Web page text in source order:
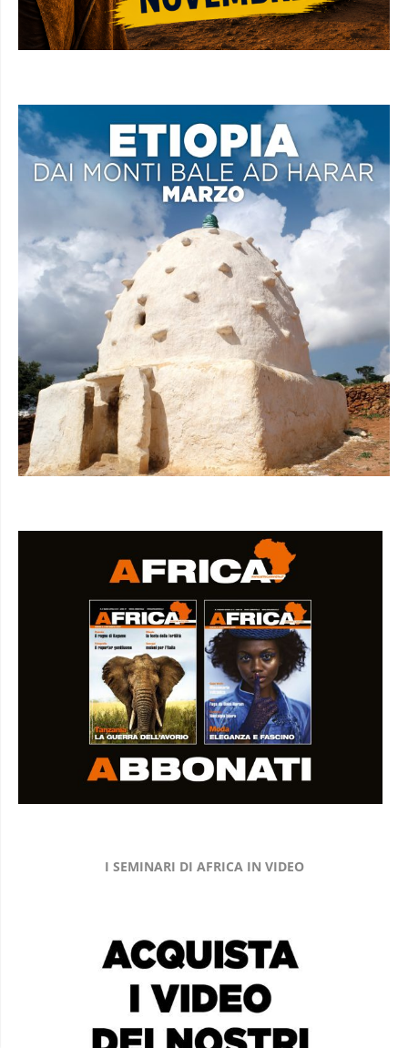
I SEMINARI DI AFRICA IN VIDEO